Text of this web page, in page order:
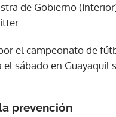
de Gobierno
el campeonato de
el sábado en Guayaquil
prevención